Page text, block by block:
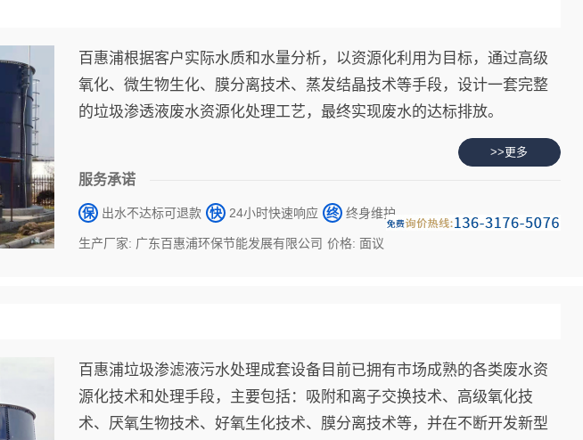
百惠浦根据客户实际水质和水量分析，以资源化利用为目标，通过高级
氧化、微生物生化、膜分离技术、蒸发结晶技术等手段，设计一套完整
的垃圾渗透液废水资源化处理工艺，最终实现废水的达标排放。
>>更多
服务承诺
保 出水不达标可退款 快 24小时快速响应 终 终身维护
生产厂家: 广东百惠浦环保节能发展有限公司 价格: 面议
百惠浦垃圾渗滤液污水处理成套设备目前已拥有市场成熟的各类废水资
源化技术和处理手段，主要包括：吸附和离子交换技术、高级氧化技
术、厌氧生物技术、好氧生化技术、膜分离技术等，并在不断开发新型